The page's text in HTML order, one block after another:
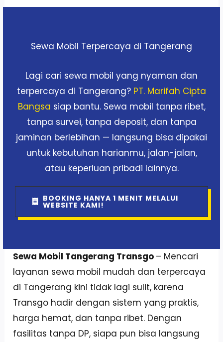
Sewa Mobil Terpercaya di Tangerang
Lagi cari sewa mobil yang nyaman dan
terpercaya di Tangerang? PT. Marifah Cipta
Bangsa siap bantu. Sewa mobil tanpa ribet,
tanpa survei, tanpa deposit, dan tanpa
jaminan berlebihan — langsung bisa dipakai
untuk kebutuhan harianmu, jalan-jalan,
atau keperluan pribadi lainnya.
BOOKING HANYA 1 MENIT MELALUI
WEBSITE KAMI!
Sewa Mobil Tangerang Transgo – Mencari
layanan sewa mobil mudah dan terpercaya
di Tangerang kini tidak lagi sulit, karena
Transgo hadir dengan sistem yang praktis,
harga hemat, dan tanpa ribet. Dengan
fasilitas tanpa DP, siapa pun bisa langsung